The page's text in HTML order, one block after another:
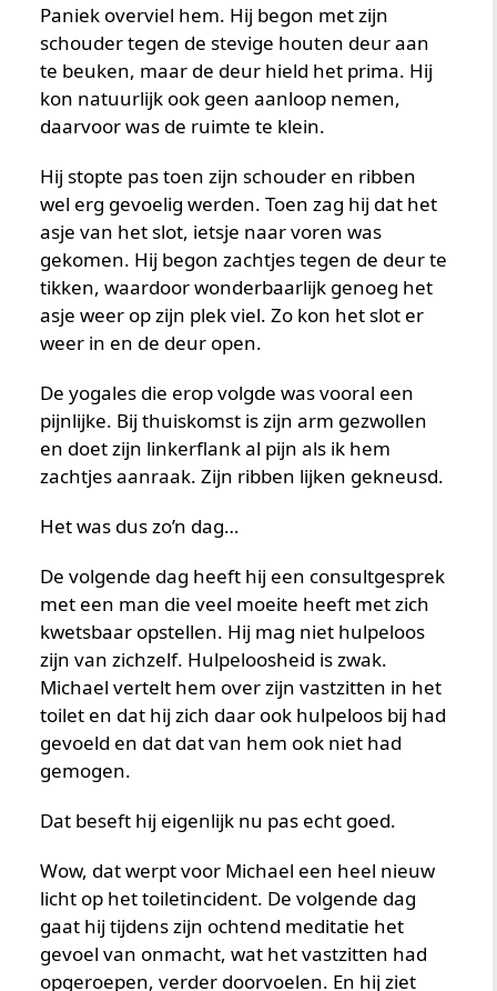
Paniek overviel hem. Hij begon met zijn
schouder tegen de stevige houten deur aan
te beuken, maar de deur hield het prima. Hij
kon natuurlijk ook geen aanloop nemen,
daarvoor was de ruimte te klein.
Hij stopte pas toen zijn schouder en ribben
wel erg gevoelig werden. Toen zag hij dat het
asje van het slot, ietsje naar voren was
gekomen. Hij begon zachtjes tegen de deur te
tikken, waardoor wonderbaarlijk genoeg het
asje weer op zijn plek viel. Zo kon het slot er
weer in en de deur open.
De yogales die erop volgde was vooral een
pijnlijke. Bij thuiskomst is zijn arm gezwollen
en doet zijn linkerflank al pijn als ik hem
zachtjes aanraak. Zijn ribben lijken gekneusd.
Het was dus zo’n dag…
De volgende dag heeft hij een consultgesprek
met een man die veel moeite heeft met zich
kwetsbaar opstellen. Hij mag niet hulpeloos
zijn van zichzelf. Hulpeloosheid is zwak.
Michael vertelt hem over zijn vastzitten in het
toilet en dat hij zich daar ook hulpeloos bij had
gevoeld en dat dat van hem ook niet had
gemogen.
Dat beseft hij eigenlijk nu pas echt goed.
Wow, dat werpt voor Michael een heel nieuw
licht op het toiletincident. De volgende dag
gaat hij tijdens zijn ochtend meditatie het
gevoel van onmacht, wat het vastzitten had
opgeroepen, verder doorvoelen. En hij ziet